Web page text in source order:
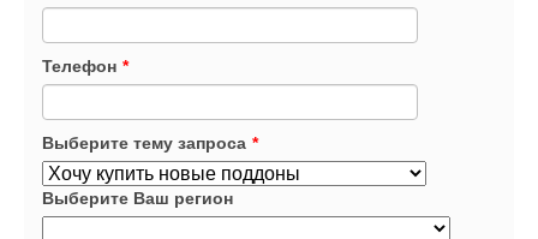
Телефон *
Выберите тему запроса *
Выберите Ваш регион